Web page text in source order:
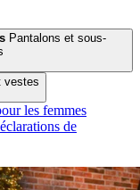
Pantalons et sous-
vestes
les femmes
de